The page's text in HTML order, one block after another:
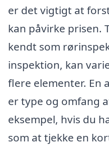
er det vigtigt at
kan påvirke prisen.
kendt som
inspektion, kan
flere elementer.
er type og omfang
eksempel, hvis du
som at tjekke en